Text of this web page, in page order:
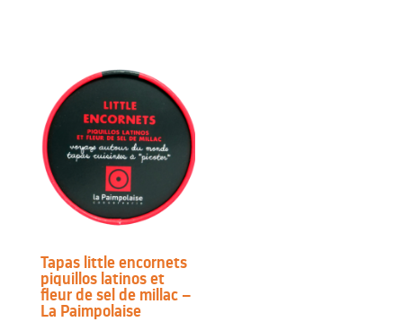
Tapas little encornets
piquillos latinos et
fleur de sel de millac –
La Paimpolaise